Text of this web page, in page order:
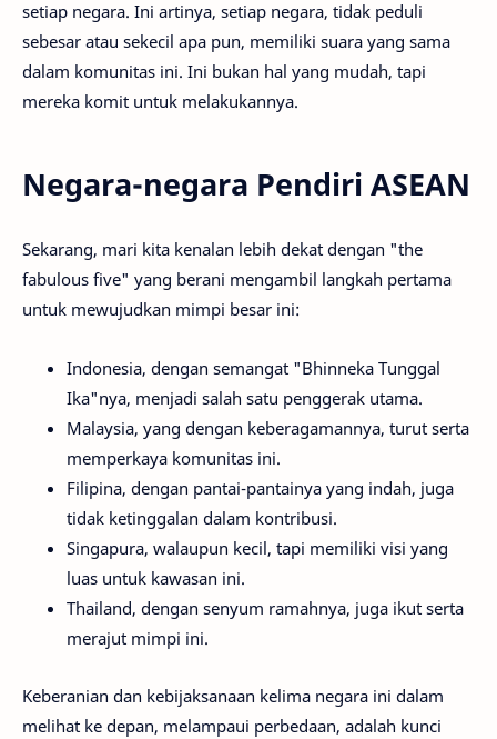
setiap negara. Ini artinya, setiap negara, tidak peduli
sebesar atau sekecil apa pun, memiliki suara yang sama
dalam komunitas ini. Ini bukan hal yang mudah, tapi
mereka komit untuk melakukannya.
Negara-negara Pendiri ASEAN
Sekarang, mari kita kenalan lebih dekat dengan "the
fabulous five" yang berani mengambil langkah pertama
untuk mewujudkan mimpi besar ini:
Indonesia, dengan semangat "Bhinneka Tunggal
Ika"nya, menjadi salah satu penggerak utama.
Malaysia, yang dengan keberagamannya, turut serta
memperkaya komunitas ini.
Filipina, dengan pantai-pantainya yang indah, juga
tidak ketinggalan dalam kontribusi.
Singapura, walaupun kecil, tapi memiliki visi yang
luas untuk kawasan ini.
Thailand, dengan senyum ramahnya, juga ikut serta
merajut mimpi ini.
Keberanian dan kebijaksanaan kelima negara ini dalam
melihat ke depan, melampaui perbedaan, adalah kunci